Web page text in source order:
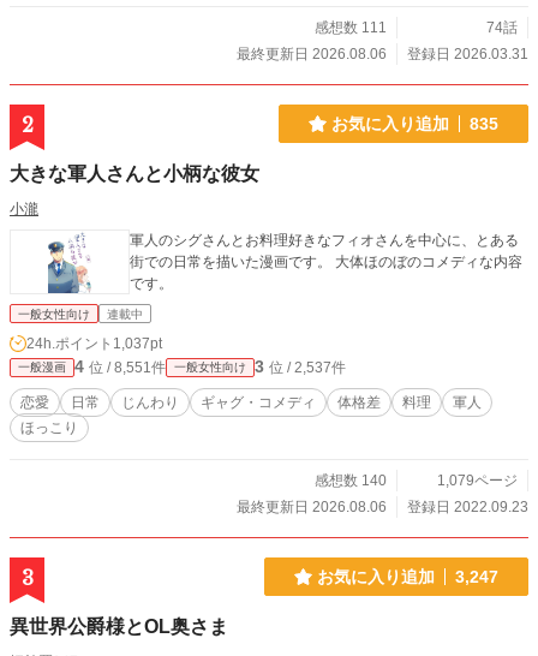
感想数 111
74話
最終更新日 2026.08.06
登録日 2026.03.31
2 お気に入り追加 835
大きな軍人さんと小柄な彼女
小瀧
軍人のシグさんとお料理好きなフィオさんを中心に、とある
街での日常を描いた漫画です。 大体ほのぼのコメディな内容
です。
一般女性向け 連載中
24h.ポイント 1,037pt
一般漫画 4 位 / 8,551件 一般女性向け 3 位 / 2,537件
恋愛 日常 じんわり ギャグ・コメディ 体格差 料理
軍人
ほっこり
感想数 140
1,079ページ
最終更新日 2026.08.06
登録日 2022.09.23
3 お気に入り追加 3,247
異世界公爵様とOL奥さま